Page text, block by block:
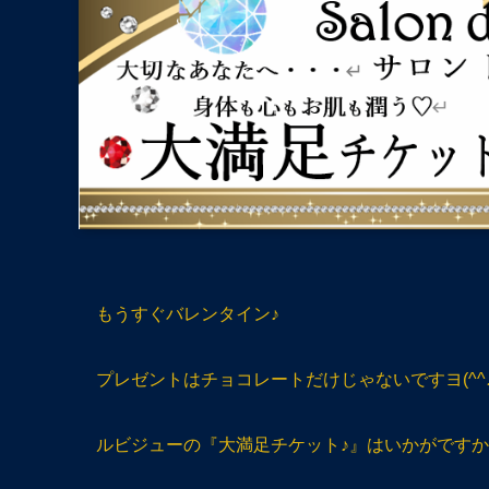
もうすぐバレンタイン♪
プレゼントはチョコレートだけじゃないですヨ
ルビジューの『大満足チケット♪』はいかがです